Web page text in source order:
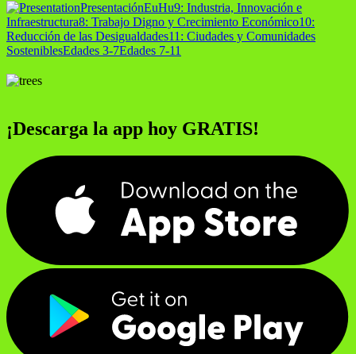
PresentaciónEuHu9: Industria, Innovación e
Infraestructura8: Trabajo Digno y Crecimiento Económico10:
Reducción de las Desigualdades11: Ciudades y Comunidades
SosteniblesEdades 3-7Edades 7-11
¡Descarga la app hoy GRATIS!